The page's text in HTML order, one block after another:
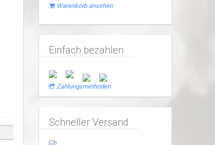
Warenkorb ansehen
Einfach bezahlen
Zahlungsmethoden
Schneller Versand